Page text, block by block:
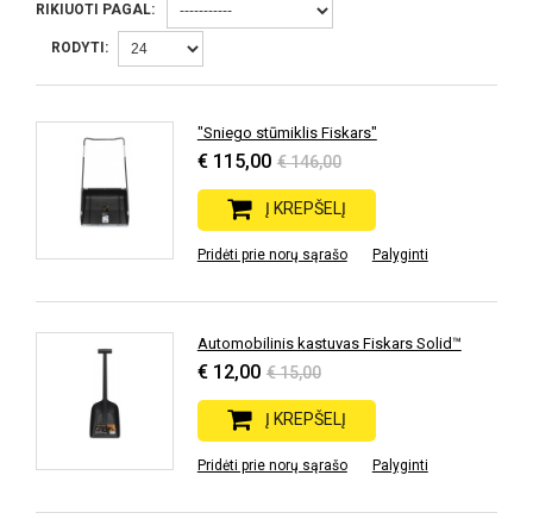
RIKIUOTI PAGAL:
RODYTI:
"Sniego stūmiklis Fiskars"
€ 115,00 € 146,00
Į KREPŠELĮ
Pridėti prie norų sąrašo Palyginti
Automobilinis kastuvas Fiskars Solid™
€ 12,00 € 15,00
Į KREPŠELĮ
Pridėti prie norų sąrašo Palyginti